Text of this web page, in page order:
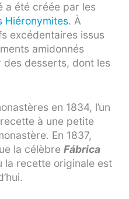
a été créée par les
Hiéronymites. À
excédentaires issus
amidonnés
desserts, dont les
en 1834, l’un
à une petite
En 1837,
la célèbre Fábrica
la recette originale est